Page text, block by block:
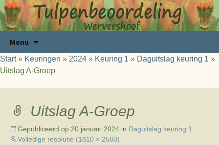
Menu
de
inhoud
Start» Keuringen » 2024 » Keuring 1 » Daguitslag keuring 1 »
Uitslag A-Groep
Uitslag A-Groep
Gepubliceerd op 20 januari 2024 in Daguitslag keuring 1
Volledige resolutie (1810 × 2560)